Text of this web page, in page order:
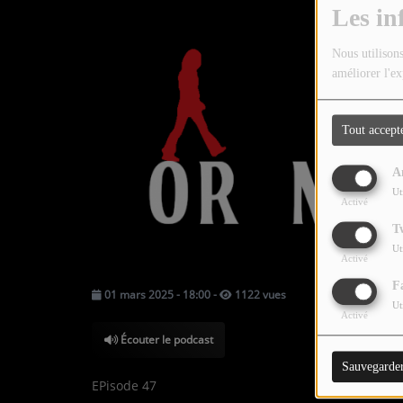
Les
Nous
améliorer
Tout
Activé
Activé
Activé
TOUS LES PODCASTS
C'EST QUOI CETTE RADIO ?
LES ATELIERS PÉDAGOGIQUES
COMMUNIQUEZ SUR OUEST
01 mars 2025 - 18:00- 1122 vues
Écouter le podcast
EPisode 47